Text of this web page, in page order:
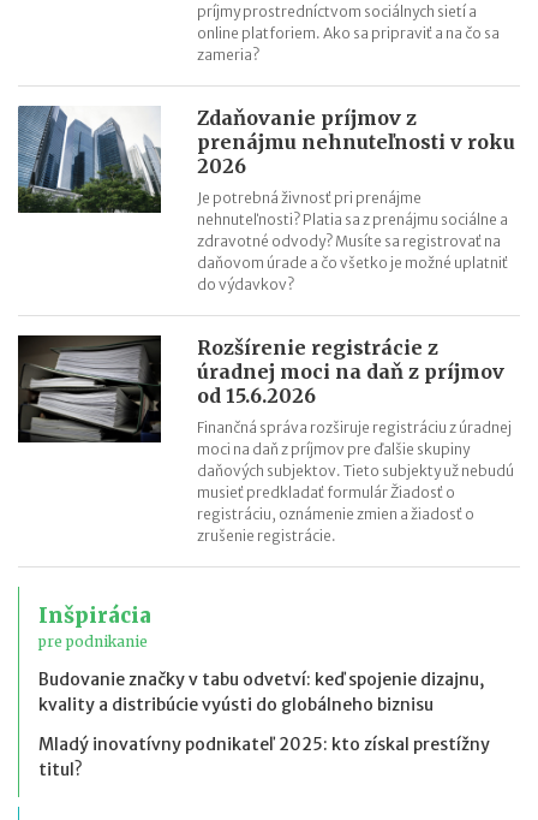
príjmy prostredníctvom sociálnych sietí a
online platforiem. Ako sa pripraviť a na čo sa
zameria?
Zdaňovanie príjmov z
prenájmu nehnuteľnosti v roku
2026
Je potrebná živnosť pri prenájme
nehnuteľnosti? Platia sa z prenájmu sociálne a
zdravotné odvody? Musíte sa registrovať na
daňovom úrade a čo všetko je možné uplatniť
do výdavkov?
Rozšírenie registrácie z
úradnej moci na daň z príjmov
od 15.6.2026
Finančná správa rozširuje registráciu z úradnej
moci na daň z príjmov pre ďalšie skupiny
daňových subjektov. Tieto subjekty už nebudú
musieť predkladať formulár Žiadosť o
registráciu, oznámenie zmien a žiadosť o
zrušenie registrácie.
Inšpirácia
pre podnikanie
Budovanie značky v tabu odvetví: keď spojenie dizajnu,
kvality a distribúcie vyústi do globálneho biznisu
Mladý inovatívny podnikateľ 2025: kto získal prestížny
titul?